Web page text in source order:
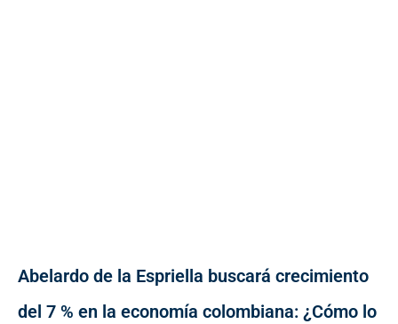
Abelardo de la Espriella buscará crecimiento
del 7 % en la economía colombiana: ¿Cómo lo